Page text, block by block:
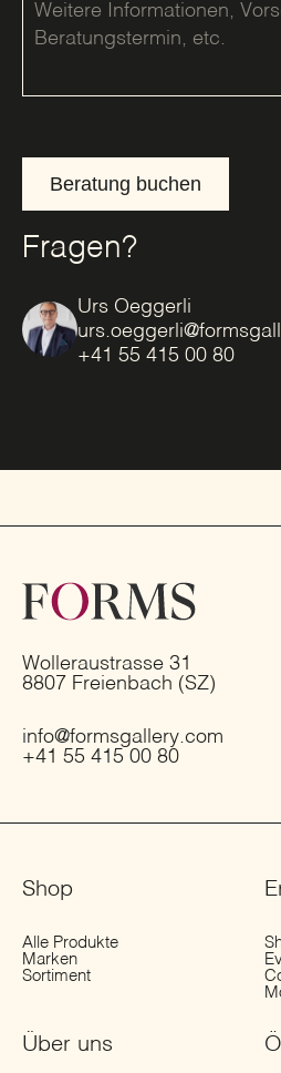
Beratung buchen
Fragen?
Urs Oeggerli
+41 55 415 00 80
Wolleraustrasse 31
8807 Freienbach (SZ)
info@formsgallery.com
+41 55 415 00 80
Shop
Alle Produkte
Marken
Sortiment
Über uns